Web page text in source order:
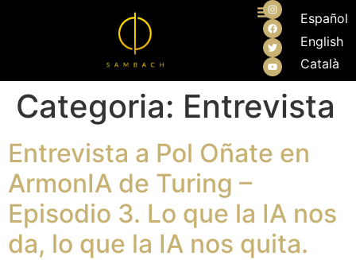
Español
English
Català
Categoria: Entrevista
Entrevista a Pol Oñate en
ArmonIA de Turing –
Episodio 3. Lo que la IA nos
da, lo que la IA nos quita.